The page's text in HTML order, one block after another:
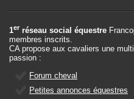
1er réseau social équestre
membres inscrits.
CA propose aux cavaliers une
passion :
Forum cheval
Petites annonces équestres